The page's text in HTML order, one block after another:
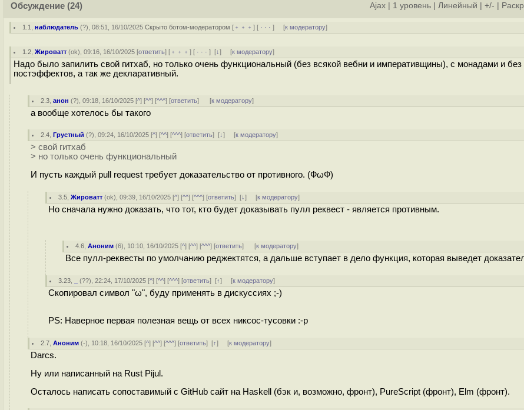
Обсуждение (24) Ajax 1 уровень Линейный +/-
1.1 ,наблюдатель (?), 08:51, 16/10/2025Скрыто ботом-модератором [ ﹢﹢﹢] [ · · ·] [к модератору]
1.2 ,Жироватт (ok), 09:16, 16/10/2025 [ответить] [ ﹢﹢﹢] [ · · ·][↓] [к модератору]
Надо было запилить свой гитхаб, но только очень функциональный (без всякой вебни и императивщины), с монадами и без
постэффектов, а так же декларативный.
2.3 ,анон (?), 09:18, 16/10/2025 [^] [^^] [^^^] [ответить] [к модератору]
а вообще хотелось бы такого
2.4 ,Грустный (?), 09:24, 16/10/2025 [^] [^^] [^^^] [ответить][↓] [к модератору]
> свой гитхаб
> но только очень функциональный
И пусть каждый pull request требует доказательство от противного. (ФωФ)
3.5 ,Жироватт (ok), 09:39, 16/10/2025 [^] [^^] [^^^] [ответить][↓] [к модератору]
Но сначала нужно доказать, что тот, кто будет доказывать пулл реквест - является противным.
4.6 ,Аноним (6), 10:10, 16/10/2025 [^] [^^] [^^^] [ответить] [к модератору]
Все пулл-реквесты по умолчанию реджектятся, а дальше вступает в дело функция, которая выведет
3.23 (??), 22:24, 17/10/2025 [^] [^^] [^^^] [ответить][↑] [к модератору]
Скопировал символ "ω", буду применять в дискуссиях ;-)
PS: Наверное первая полезная вещь от всех никсос-тусовки :-р
2.7 ,Аноним (-), 10:18, 16/10/2025 [^] [^^] [^^^] [ответить][↑] [к модератору]
Darcs.
Ну или написанный на Rust Pijul.
Осталось написать сопоставимый с GitHub сайт на Haskell (бэк и, возможно, фронт), PureScript (фронт), Elm (фронт).